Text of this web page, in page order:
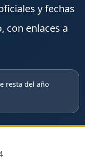
y fechas
con enlaces a
resta del año